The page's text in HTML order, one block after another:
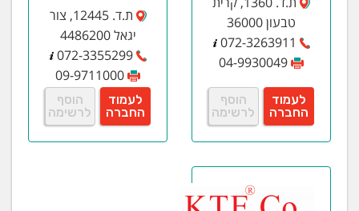
טבעון 36000
072-3263911
04-9930049
לעמוד
החברה
הוסף
לרשימה
ת.ד. 12445, צור
יגאל 4486200
072-3355299
09-9711000
לעמוד
החברה
הוסף
לרשימה